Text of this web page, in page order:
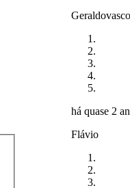
há quase 2
Flávio